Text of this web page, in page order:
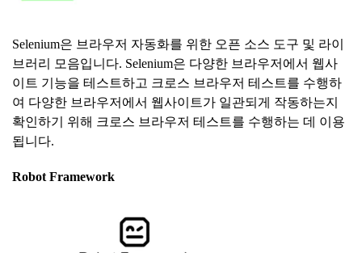
Selenium은 브라우저 자동화를 위한 오픈 소스 도구 및 라이
브러리 모음입니다. Selenium은 다양한 브라우저에서 웹사
이트 기능을 테스트하고 크로스 브라우저 테스트를 수행하
여 다양한 브라우저에서 웹사이트가 일관되게 작동하는지
확인하기 위해 크로스 브라우저 테스트를 수행하는 데 이용
됩니다.
Robot Framework